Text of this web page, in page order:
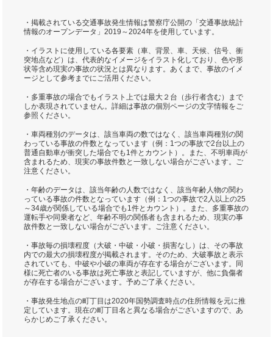
・掲載されている交通事故発生情報は警察庁公開の「交通事故統計
情報のオープンデータ」2019～2024年を使用しています。
・イラストに使用している各要素（車、背景、車、天候、信号、衝
突地点など）は、代表的なイメージをイラスト化しており、色や形
状等含め現実の事故の状況とは異なります。あくまで、事故のイメ
ージとして参考までにご活用ください。
・多重事故の場合でもイラスト上では最大２台（歩行者含む）まで
しか表現されていません。詳細は事故の個別ページの文字情報をご
参照ください。
・車両種別のデータは、該当車両の数ではなく、該当車両種別の関
わっている事故の件数となっています（例：1つの事故で2台以上の
普通自動車が衝突した場合でも1件とカウント）。また、不明車両が
含まれるため、現実の事故件数と一致しない場合がございます。ご
注意ください。
・年齢のデータは、該当年齢の人数ではなく、該当年齢人物の関わ
っている事故の件数となっています（例：1つの事故で2人以上の25
～34歳が関係している場合でも1件とカウント）。また、多重事故の
運転手や同乗者など、年齢不明の関係者も含まれるため、現実の事
故件数と一致しない場合がございます。ご注意ください。
・事故毎の損壊程度（大破・中破・小破・損害なし）は、その事故
内での最大の損壊程度が掲載されます。そのため、大破事故と表示
されていても、中破や小破の車両が存在する場合がございます。同
様に死亡者のいる事故は死亡事故と表記していますが、他に負傷者
が存在する場合がございます。予めご了承ください。
・事故発生地点の町丁目は2020年国勢調査時点の住所情報を元に推
定しています。現在の町丁目名と異なる場合がございますので、あ
らかじめご了承ください。